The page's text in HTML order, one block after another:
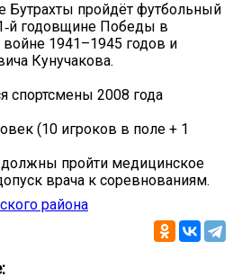
Бутрахты пройдёт футбольный
годовщине Победы в
1941–1945 годов и
Кунучакова.
спортсмены 2008 года
(10 игроков в поле + 1
пройти медицинское
врача к соревнованиям.
района